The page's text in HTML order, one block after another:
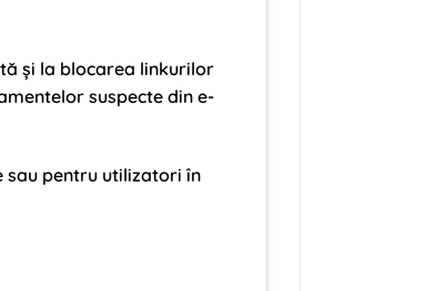
și la blocarea linkurilor
suspecte din e-
sau pentru utilizatori în